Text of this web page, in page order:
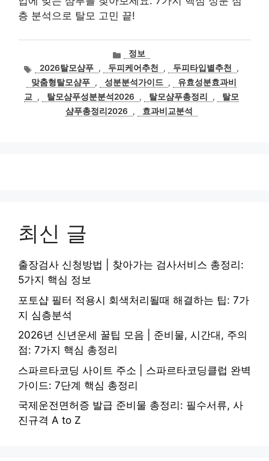
층 분석으로 탈모 고민 끝!
카
테
고
리
정보
태
그
2026탈모샴푸 , 두피케어추천 , 두피타입별추천
,
맞춤형탈모샴푸 , 성분분석가이드 ,
유효성분효과비
교
, 탈모샴푸성분분석2026 , 탈모샴푸총정리 ,
탈모
샴푸총정리2026
, 효과비교분석
최신 글
출장검사 신청방법 | 찾아가는 검사서비스 총정리:
5가지 핵심 정보
포토샵 필터 적용시 회색처리될때 해결하는 팁: 7가
지 심층분석
2026년 신년운세 꿀팁 모음 | 준비물, 시간대, 주의
점: 7가지 핵심 총정리
스파르타코딩 사이트 주소 | 스파르타코딩클럽 완벽
가이드: 7단계 핵심 총정리
국제운전면허증 발급 준비물 총정리: 필수서류, 사
진규격 A to Z